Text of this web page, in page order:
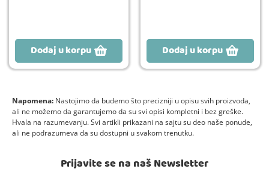
Dodaj u korpu Dodaj u korpu
Napomena: Nastojimo da budemo što precizniji u opisu svih proizvoda,
ali ne možemo da garantujemo da su svi opisi kompletni i bez greške.
Hvala na razumevanju. Svi artikli prikazani na sajtu su deo naše ponude,
ali ne podrazumeva da su dostupni u svakom trenutku.
Prijavite se na naš Newsletter